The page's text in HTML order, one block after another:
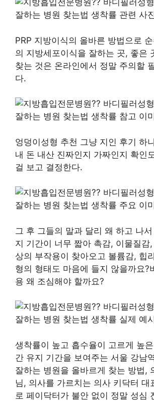
PRP 지방이식의 올바른 방법으로
의 지방세포이식을 잘하는 곳, 좋은
찾는 것은 온라인에서 정말 주의할
다.
엉덩이성형 추천 그냥 지인 후기 하
내 돈 내산 진짜인지 가짜인지 확인
걸 보고 결정한다.
그 후 그들의 말과 달리 왜 하고 나
지 기간이 너무 짧아 촉감, 이물질감
상의 부작용이 찾아오고 볼륨감, 힙
형의 형태도 마음에 들지 않을까요?
용 왜 조심해야 할까요?
생착률이 높고 흡수율이 고르게 높
간 유지 기간을 보여주는 서울 강남
잘하는 병원을 올바르게 찾는 방법,
님, 의사를 가르치는 의사 키닥터 대
로 페이닥터가 불안 없이 정말 성심